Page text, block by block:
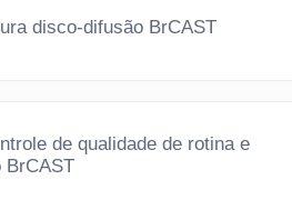
disco-difusão BrCAST
de qualidade de rotina e
BrCAST